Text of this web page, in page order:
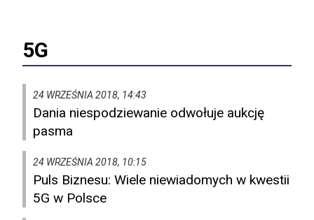
5G
24 WRZEŚNIA 2018, 14:43
Dania niespodziewanie odwołuje aukcję
pasma
24 WRZEŚNIA 2018, 10:15
Puls Biznesu: Wiele niewiadomych w kwestii
5G w Polsce